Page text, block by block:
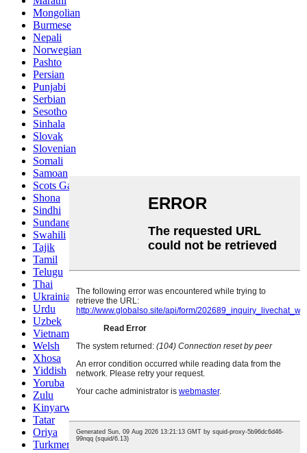
Mongolian
Burmese
Nepali
Norwegian
Pashto
Persian
Punjabi
Serbian
Sesotho
Sinhala
Slovak
Slovenian
Somali
Samoan
Scots Gaelic
Shona
Sindhi
Sundanese
Swahili
Tajik
Tamil
Telugu
Thai
Ukrainian
Urdu
Uzbek
Vietnamese
Welsh
Xhosa
Yiddish
Yoruba
Zulu
Kinyarwanda
Tatar
Oriya
Turkmen